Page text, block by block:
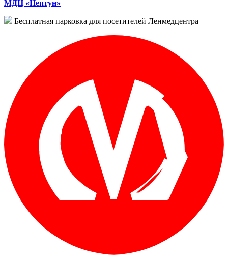
МДЦ «Нептун»
Бесплатная парковка для посетителей Ленмедцентра